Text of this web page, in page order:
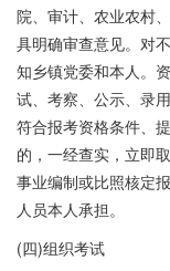
院、审计、农业农村
具明确审查意见。对
知乡镇党委和本人。
试、考察、公示、录
符合报考资格条件、
的，一经查实，立即
事业编制或比照核定
人员本人承担。
(四)组织考试